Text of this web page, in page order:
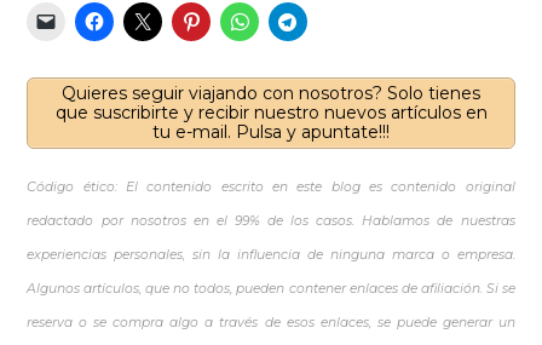
Quieres seguir viajando con nosotros? Solo tienes
que suscribirte y recibir nuestro nuevos artículos en
tu e-mail. Pulsa y apuntate!!!
Código ético: El contenido escrito en este blog es contenido original
redactado por nosotros en el 99% de los casos. Hablamos de nuestras
experiencias personales, sin la influencia de ninguna marca o empresa.
Algunos artículos, que no todos, pueden contener enlaces de afiliación. Si se
reserva o se compra algo a través de esos enlaces, se puede generar un